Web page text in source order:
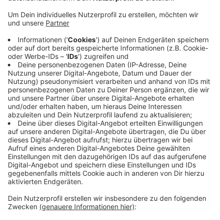
Anzeige
Die Hochschule Rhein-Waal in Kleve und Kamp-
Lintfort schnitt zwar etwas schlechter ab, weist aber
ebenfalls eine positive Tendenz auf. Beide
Hochschulen hatten sich an einer Umfrage beteiligt
und einen Fragebogen beantwortet, der sieben
zentrale Themenfelder der Gründungsförderung
umfasst. Als größte Herausforderungen wurden von
den Hochschulen die finanziellen Möglichkeiten und
die Personalsituation benannt.
Anzeige